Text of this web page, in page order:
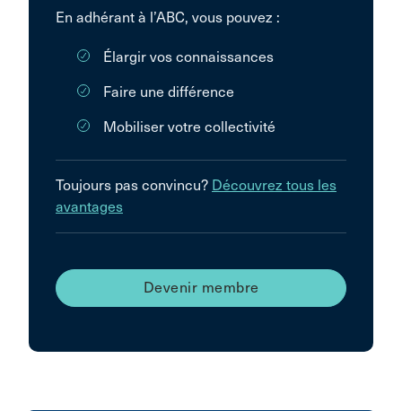
En adhérant à l’ABC, vous pouvez :
Élargir vos connaissances
Faire une différence
Mobiliser votre collectivité
Toujours pas convincu? Découvrez tous les
avantages
Devenir membre